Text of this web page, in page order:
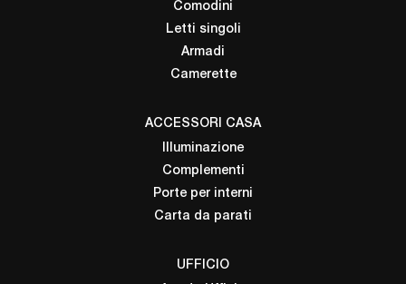
Comodini
Letti singoli
Armadi
Camerette
ACCESSORI CASA
Illuminazione
Complementi
Porte per interni
Carta da parati
UFFICIO